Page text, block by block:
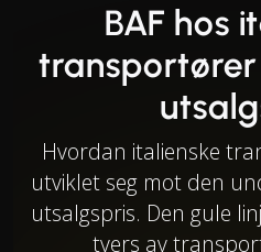
BAF hos
transportører
Hvordan italienske
utviklet seg mot den
utsalgspris. Den gule
tvers av